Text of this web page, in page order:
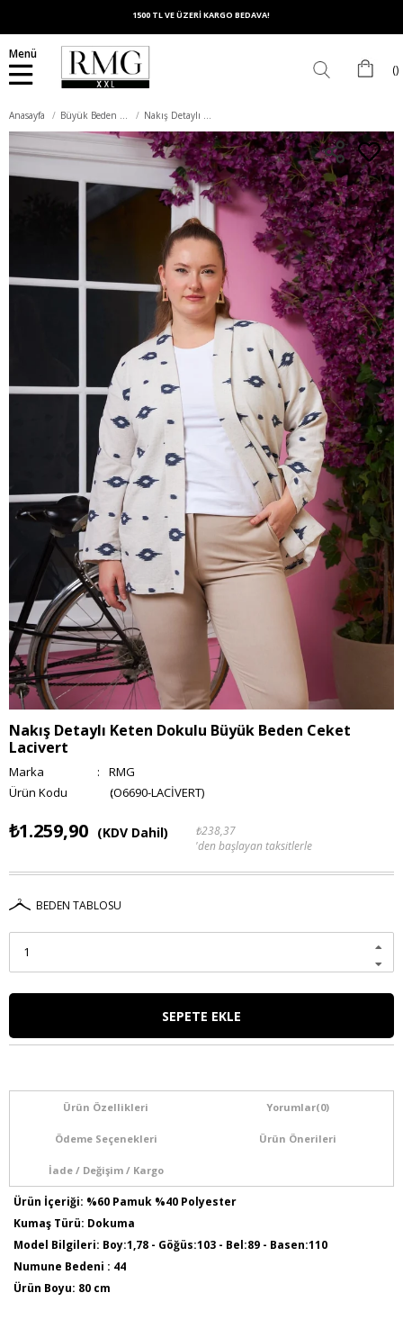
1500 TL VE ÜZERİ KARGO BEDAVA!
Menü
Anasayfa Büyük Beden Dış Giyim Nakış Detaylı Keten Dokulu Büyük Beden Ceket Lacivert
Nakış Detaylı Keten Dokulu Büyük Beden Ceket
Lacivert
Marka :
RMG
(O6690-LACİVERT)
₺1.259,90 (KDV Dahil)
₺238,37
'den başlayan taksitlerle
BEDEN TABLOSU
Ürün Özellikleri Yorumlar(0)
Ödeme Seçenekleri Ürün Önerileri
İade / Değişim / Kargo
Ürün İçeriği: %60 Pamuk %40 Polyester
Kumaş Türü: Dokuma
Model Bilgileri: Boy:1,78 - Göğüs:103 - Bel:89 - Basen:110
Numune Bedeni : 44
Ürün Boyu: 80 cm